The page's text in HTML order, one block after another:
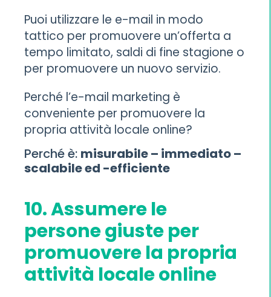
Puoi utilizzare le e-mail in modo
tattico per promuovere un’offerta a
tempo limitato, saldi di fine stagione o
per promuovere un nuovo servizio.
Perché l’e-mail marketing è
conveniente per promuovere la
propria attività locale online?
Perché è: misurabile – immediato –
scalabile ed -efficiente
10. Assumere le
persone giuste per
promuovere la propria
attività locale online